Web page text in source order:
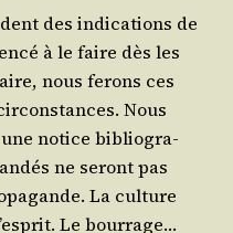
des indi­ca­tions de
à le faire dès les
nous ferons ces
Nous
une notice biblio­gra­
ne seront pas
La culture
Le bour­rage…